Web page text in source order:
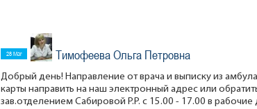
28 Mar Тимофеева Ольга Петровна
Добрый день! Направление от врача и выписку из
карты направить на наш электронный адрес или
зав.отделением Сабировой Р.Р. с 15.00 - 17.00 в рабочие